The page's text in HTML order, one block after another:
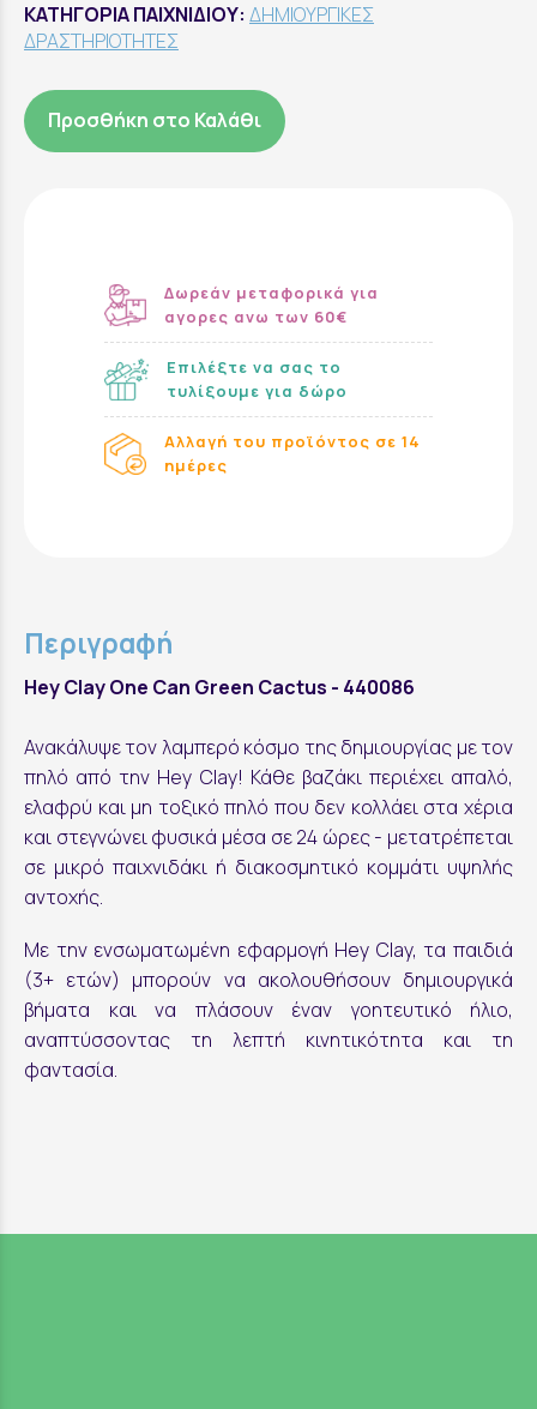
ΚΑΤΗΓΟΡΙΑ ΠΑΙΧΝΙΔΙΟΥ: ΔΗΜΙΟΥΡΓΙΚΕΣ
ΔΡΑΣΤΗΡΙΟΤΗΤΕΣ
Προσθήκη στο Καλάθι
Δωρεάν μεταφορικά για
αγορες ανω των 60€
Επιλέξτε να σας το
τυλίξουμε για δώρο
Αλλαγή του προϊόντος σε 14
ημέρες
Περιγραφή
Hey Clay One Can Green Cactus - 440086
Ανακάλυψε τον λαμπερό κόσμο της δημιουργίας με τον
πηλό από την Hey Clay! Κάθε βαζάκι περιέχει απαλό,
ελαφρύ και μη τοξικό πηλό που δεν κολλάει στα χέρια
και στεγνώνει φυσικά μέσα σε 24 ώρες - μετατρέπεται
σε μικρό παιχνιδάκι ή διακοσμητικό κομμάτι υψηλής
αντοχής.
Με την ενσωματωμένη εφαρμογή Hey Clay, τα παιδιά
(3+ ετών) μπορούν να ακολουθήσουν δημιουργικά
βήματα και να πλάσουν έναν γοητευτικό ήλιο,
αναπτύσσοντας τη λεπτή κινητικότητα και τη
φαντασία.